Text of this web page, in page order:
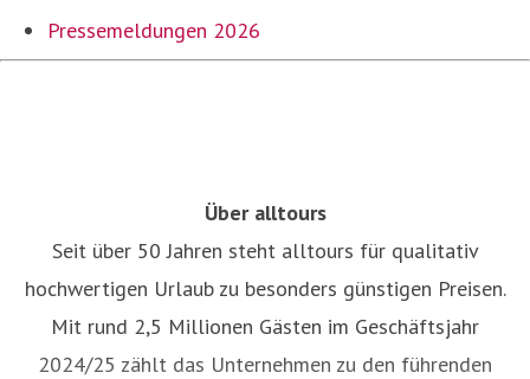
Pressemeldungen 2026
Über alltours
Seit über 50 Jahren steht alltours für qualitativ
hochwertigen Urlaub zu besonders günstigen Preisen.
Mit rund 2,5 Millionen Gästen im Geschäftsjahr
2024/25 zählt das Unternehmen zu den führenden